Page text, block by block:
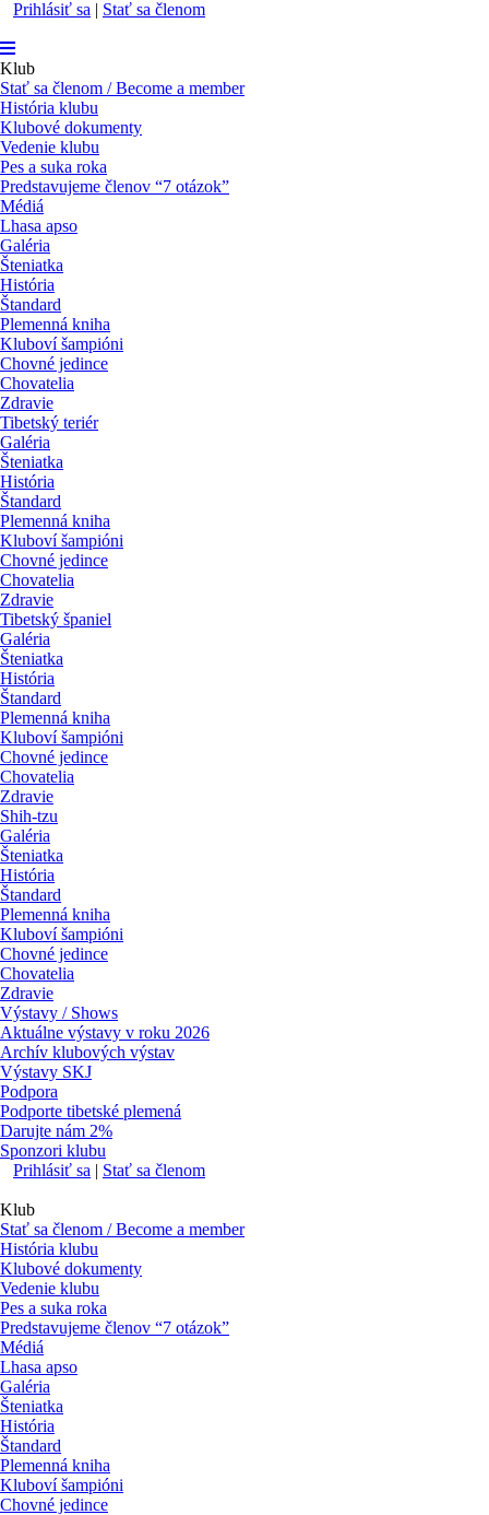
Prihlásiť sa | Stať sa členom
Klub
Stať sa členom / Become a member
História klubu
Klubové dokumenty
Vedenie klubu
Pes a suka roka
Predstavujeme členov “7 otázok”
Médiá
Lhasa apso
Galéria
Šteniatka
História
Štandard
Plemenná kniha
Kluboví šampióni
Chovné jedince
Chovatelia
Zdravie
Tibetský teriér
Galéria
Šteniatka
História
Štandard
Plemenná kniha
Kluboví šampióni
Chovné jedince
Chovatelia
Zdravie
Tibetský španiel
Galéria
Šteniatka
História
Štandard
Plemenná kniha
Kluboví šampióni
Chovné jedince
Chovatelia
Zdravie
Shih-tzu
Galéria
Šteniatka
História
Štandard
Plemenná kniha
Kluboví šampióni
Chovné jedince
Chovatelia
Zdravie
Výstavy / Shows
Aktuálne výstavy v roku 2026
Archív klubových výstav
Výstavy SKJ
Podpora
Podporte tibetské plemená
Darujte nám 2%
Sponzori klubu
Prihlásiť sa | Stať sa členom
Klub
Stať sa členom / Become a member
História klubu
Klubové dokumenty
Vedenie klubu
Pes a suka roka
Predstavujeme členov “7 otázok”
Médiá
Lhasa apso
Galéria
Šteniatka
História
Štandard
Plemenná kniha
Kluboví šampióni
Chovné jedince